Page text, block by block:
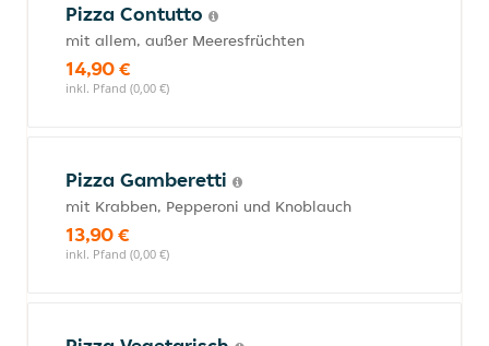
Pizza Contutto
mit allem, außer Meeresfrüchten
14,90 €
inkl. Pfand (0,00 €)
Pizza Gamberetti
mit Krabben, Pepperoni und Knoblauch
13,90 €
inkl. Pfand (0,00 €)